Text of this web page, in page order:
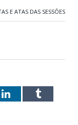
E ATAS DAS SESSÕES
LinkedInTumblr